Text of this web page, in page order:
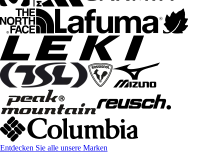
Entdecken Sie alle unsere Marken